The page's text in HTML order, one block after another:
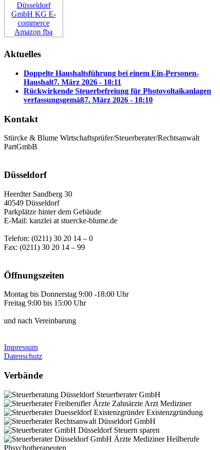
Aktuelles
Doppelte Haushaltsführung bei einem Ein-Personen-
Haushalt7. März 2026 - 18:11
Rückwirkende Steuerbefreiung für Photovoltaikanlagen
verfassungsgemäß7. März 2026 - 18:10
Kontakt
Stürcke & Blume Wirtschaftsprüfer/Steuerberater/Rechtsanwalt
PartGmbB
Düsseldorf
Heerdter Sandberg 30
40549 Düsseldorf
Parkplätze hinter dem Gebäude
E-Mail: kanzlei at stuercke-blume.de
Telefon: (0211) 30 20 14 – 0
Fax: (0211) 30 20 14 – 99
Öffnungszeiten
Montag bis Donnerstag 9:00 -18:00 Uhr
Freitag 9:00 bis 15:00 Uhr
und nach Vereinbarung
Impressum
Datenschutz
Verbände